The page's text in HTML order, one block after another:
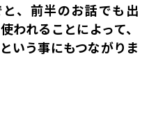
、前半のお話でも出
われることによって、
いう事にもつながりま